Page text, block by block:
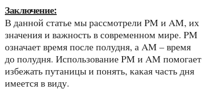
Заключение:
В данной статье мы рассмотрели PM и AM, их
значения и важность в современном мире. PM
означает время после полудня, а AM – время
до полудня. Использование PM и AM помогает
избежать путаницы и понять, какая часть дня
имеется в виду.